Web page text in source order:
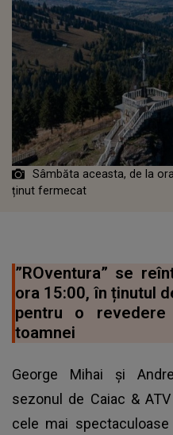
Sâmbăta aceasta, de la
ținut fermecat
”ROventura” se
ora 15:00, în ținutul
pentru o
toamnei
George Mihai și
sezonul de Caiac &
cele mai